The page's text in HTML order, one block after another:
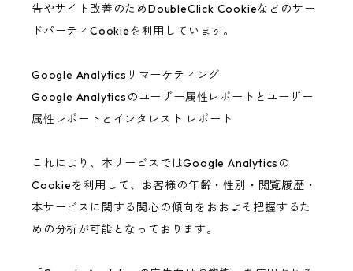
告やサイト改善のためDoubleClick Cookieなどのサー
ドパーティCookieを利用しています。
Google Analyticsリマーケティング
Google Analyticsのユーザー属性レポートとユーザー
属性レポートとインタレスト レポート
これにより、本サービスではGoogle Analyticsの
Cookieを利用して、お客様の年齢・性別・閲覧履歴・
本サービスに関する関心の傾向をおおよそ把握するた
めの分析が可能となっております。